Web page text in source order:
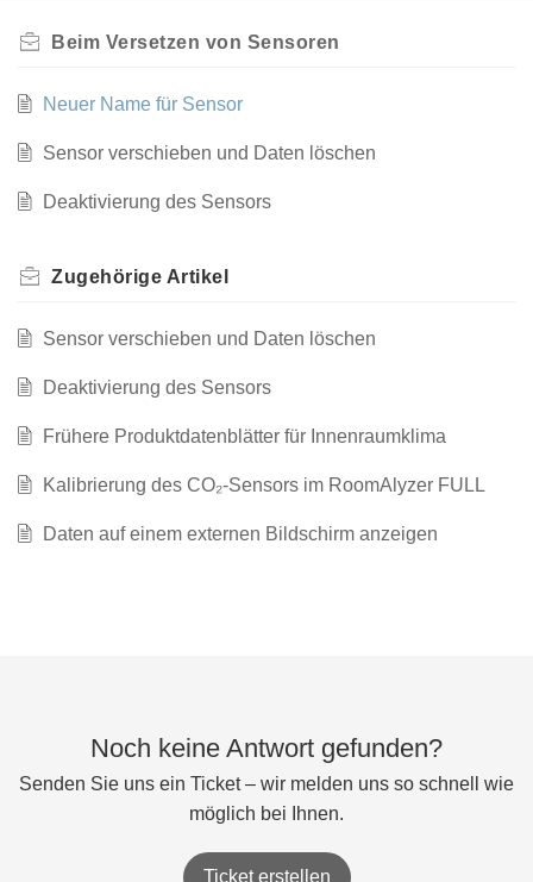
Beim Versetzen von Sensoren
Neuer Name für Sensor
Sensor verschieben und Daten löschen
Deaktivierung des Sensors
Zugehörige Artikel
Sensor verschieben und Daten löschen
Deaktivierung des Sensors
Frühere Produktdatenblätter für Innenraumklima
Kalibrierung des CO₂-Sensors im RoomAlyzer FULL
Daten auf einem externen Bildschirm anzeigen
Noch keine Antwort gefunden?
Senden Sie uns ein Ticket – wir melden uns so schnell wie
möglich bei Ihnen.
Ticket erstellen